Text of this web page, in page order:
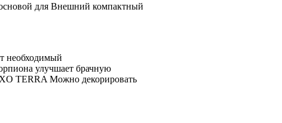
для Внешний компактный
необходимый
улучшает брачную
TERRA Можно декорировать